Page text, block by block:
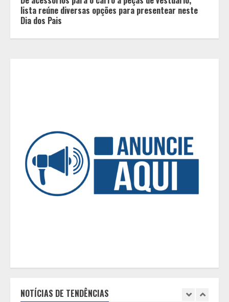
lista reúne diversas opções para presentear neste
Dia dos Pais
NOTÍCIAS DE TENDÊNCIAS
Mas nem sempre da mesma forma
5
de vestuário, lista reúne diversas
opções para presentear neste Dia
dos Pais
2